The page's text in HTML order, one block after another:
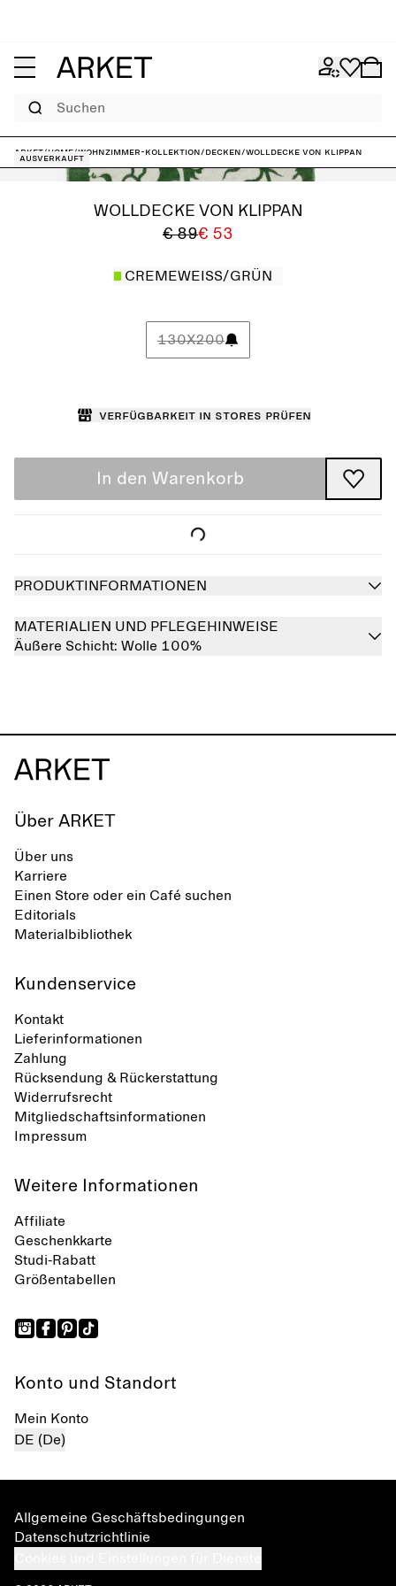
Suchen
ARKET/Home/Wohnzimmer-Kollektion/Decken/Wolldecke von Klippan
Ausverkauft
WOLLDECKE VON KLIPPAN
€ 89€ 53
CREMEWEISS/GRÜN
130X200
Verfügbarkeit in Stores prüfen
In den Warenkorb
PRODUKTINFORMATIONEN
MATERIALIEN UND PFLEGEHINWEISE
Äußere Schicht: Wolle 100%
Über ARKET
Über uns
Karriere
Einen Store oder ein Café suchen
Editorials
Materialbibliothek
Kundenservice
Kontakt
Lieferinformationen
Zahlung
Rücksendung & Rückerstattung
Widerrufsrecht
Mitgliedschaftsinformationen
Impressum
Weitere Informationen
Affiliate
Geschenkkarte
Studi-Rabatt
Größentabellen
Konto und Standort
Mein Konto
DE (De)
Allgemeine Geschäftsbedingungen
Datenschutzrichtlinie